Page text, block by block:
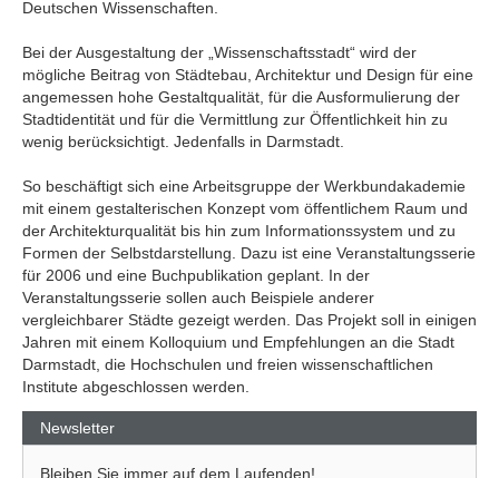
Deutschen Wissenschaften.
Bei der Ausgestaltung der „Wissenschaftsstadt“ wird der
mögliche Beitrag von Städtebau, Architektur und Design für eine
angemessen hohe Gestaltqualität, für die Ausformulierung der
Stadtidentität und für die Vermittlung zur Öffentlichkeit hin zu
wenig berücksichtigt. Jedenfalls in Darmstadt.
So beschäftigt sich eine Arbeitsgruppe der Werkbundakademie
mit einem gestalterischen Konzept vom öffentlichem Raum und
der Architekturqualität bis hin zum Informationssystem und zu
Formen der Selbstdarstellung. Dazu ist eine Veranstaltungsserie
für 2006 und eine Buchpublikation geplant. In der
Veranstaltungsserie sollen auch Beispiele anderer
vergleichbarer Städte gezeigt werden. Das Projekt soll in einigen
Jahren mit einem Kolloquium und Empfehlungen an die Stadt
Darmstadt, die Hochschulen und freien wissenschaftlichen
Institute abgeschlossen werden.
Newsletter
Bleiben Sie immer auf dem Laufenden!